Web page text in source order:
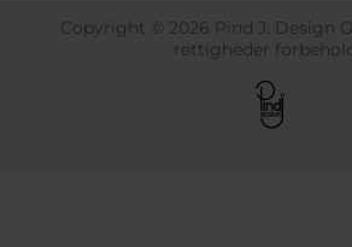
Copyright © 2026 Pind J. Design
rettigheder